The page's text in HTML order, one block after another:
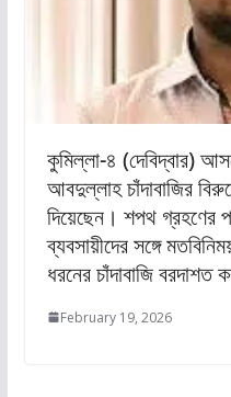
কুমিল্লা-৪ (দেবিদ্বার)
আবদুল্লাহ চাঁদাবাজির
দিয়েছেন। শপথ গ্রহণের
ব্যবসায়ীদের সঙ্গে
ধরনের চাঁদাবাজি বরদাশত
February 19, 2026